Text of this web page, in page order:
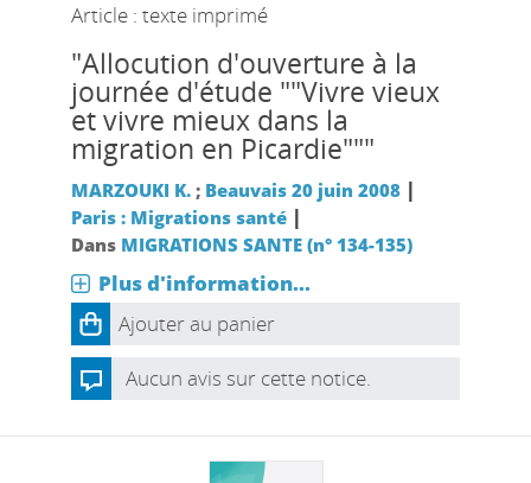
Article : texte imprimé
"Allocution d'ouverture à la
journée d'étude ""Vivre vieux
et vivre mieux dans la
migration en Picardie"""
MARZOUKI K.; Beauvais 20 juin 2008 |
Paris : Migrations santé|
Dans MIGRATIONS SANTE (n° 134-135)
Plus d'information...
Ajouter au panier
Aucun avis sur cette notice.